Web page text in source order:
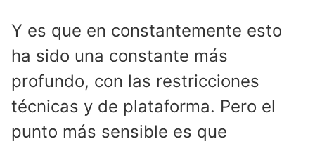
Y es que en constantemente esto
ha sido una constante más
profundo, con las restricciones
técnicas y de plataforma. Pero el
punto más sensible es que